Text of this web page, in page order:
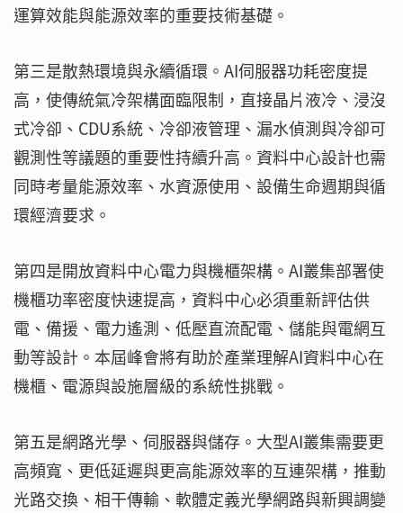
運算效能與能源效率的重要技術基礎。
第三是散熱環境與永續循環。AI伺服器功耗密度提
高，使傳統氣冷架構面臨限制，直接晶片液冷、浸沒
式冷卻、CDU系統、冷卻液管理、漏水偵測與冷卻可
觀測性等議題的重要性持續升高。資料中心設計也需
同時考量能源效率、水資源使用、設備生命週期與循
環經濟要求。
第四是開放資料中心電力與機櫃架構。AI叢集部署使
機櫃功率密度快速提高，資料中心必須重新評估供
電、備援、電力遙測、低壓直流配電、儲能與電網互
動等設計。本屆峰會將有助於產業理解AI資料中心在
機櫃、電源與設施層級的系統性挑戰。
第五是網路光學、伺服器與儲存。大型AI叢集需要更
高頻寬、更低延遲與更高能源效率的互連架構，推動
光路交換、相干傳輸、軟體定義光學網路與新興調變